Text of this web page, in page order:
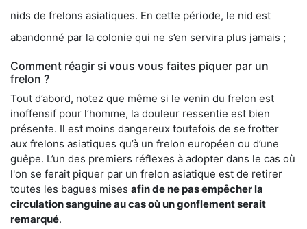
nids de frelons asiatiques. En cette période, le nid est
abandonné par la colonie qui ne s’en servira plus jamais ;
Comment réagir si vous vous faites piquer par un
frelon ?
Tout d’abord, notez que même si le venin du frelon est
inoffensif pour l’homme, la douleur ressentie est bien
présente. Il est moins dangereux toutefois de se frotter
aux frelons asiatiques qu’à un frelon européen ou d’une
guêpe. L’un des premiers réflexes à adopter dans le cas où
l'on se ferait piquer par un frelon asiatique est de retirer
toutes les bagues mises afin de ne pas empêcher la
circulation sanguine au cas où un gonflement serait
remarqué.